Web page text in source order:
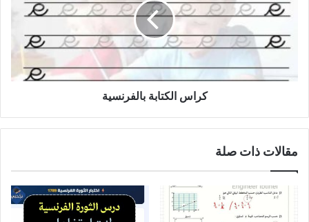
كراس الكتابة بالفرنسية
مقالات ذات صلة